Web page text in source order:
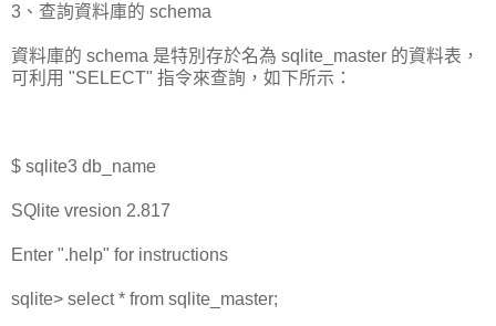
3、查詢資料庫的 schema
資料庫的 schema 是特別存於名為 sqlite_master 的資料表，
可利用 "SELECT" 指令來查詢，如下所示：
$ sqlite3 db_name
SQlite vresion 2.817
Enter ".help" for instructions
sqlite> select * from sqlite_master;